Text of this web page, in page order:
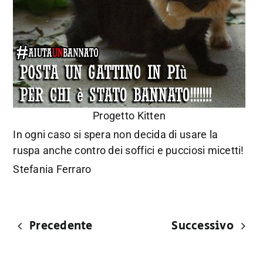
Progetto Kitten
In ogni caso si spera non decida di usare la
ruspa anche contro dei soffici e pucciosi micetti!
Stefania Ferraro
Precedente Successivo